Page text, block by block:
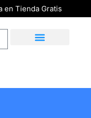
en Tienda Gratis